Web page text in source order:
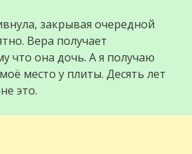
закрывая очередной
Вера получает
что она дочь. А я получаю
место у плиты. Десять лет
это.